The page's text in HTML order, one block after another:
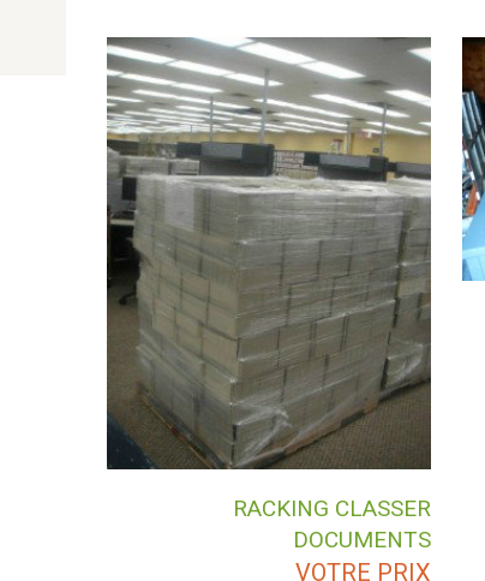
RACKING CLASSER
DOCUMENTS
VOTRE PRIX